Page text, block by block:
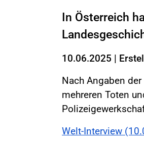
In Österreich
10.06.2025 |
Nach Angaben
mehreren Toten
Welt-Interview